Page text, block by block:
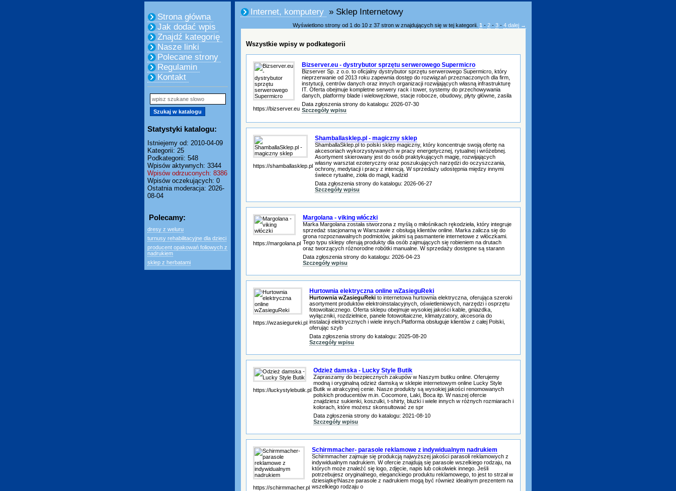
Strona główna
Jak dodać wpis
Znajdź kategorię
Nasze linki
Polecane strony
Regulamin
Kontakt
Statystyki katalogu:
Istniejemy od: 2010-04-09
Kategorii: 25
Podkategorii: 548
Wpisów aktywnych: 3344
Wpisów odrzuconych: 8386
Wpisów oczekujących: 0
Ostatnia moderacja: 2026-
08-04
Polecamy:
dresy z weluru
turnusy rehabilitacyjne dla dzieci
producent opakowań foliowych z
nadrukiem
sklep z herbatami
Internet, komputery » Sklep Internetowy
Wyświetlono strony od 1 do 10 z 37 stron w znajdujących się w tej kategorii. 1 - 2 - 3 - 4 dalej →
Wszystkie wpisy w podkategorii
https://bizserver.eu
Bizserver.eu - dystrybutor sprzętu serwerowego Supermicro
Bizserver Sp. z o.o. to oficjalny dystrybutor sprzętu serwerowego Supermicro, który
nieprzerwanie od 2013 roku zapewnia dostęp do rozwiązań przeznaczonych dla firm,
instytucji, centrów danych oraz innych organizacji rozwijających własną infrastrukturę
IT. Oferta obejmuje kompletne serwery rack i tower, systemy do przechowywania
danych, platformy blade i wielowęzłowe, stacje robocze, obudowy, płyty główne, zasila
Data zgłoszenia strony do katalogu: 2026-07-30
Szczegóły wpisu
https://shamballasklep.pl
Shamballasklep.pl - magiczny sklep
ShamballaSklep.pl to polski sklep magiczny, który koncentruje swoją ofertę na
akcesoriach wykorzystywanych w pracy energetycznej, rytualnej i wróżebnej.
Asortyment skierowany jest do osób praktykujących magię, rozwijających
własny warsztat ezoteryczny oraz poszukujących narzędzi do oczyszczania,
ochrony, medytacji i pracy z intencją. W sprzedaży udostępnia między innymi
świece rytualne, zioła do magii, kadzid
Data zgłoszenia strony do katalogu: 2026-06-27
Szczegóły wpisu
https://margolana.pl
Margolana - viking włóczki
Marka Margolana została stworzona z myślą o miłośnikach rękodzieła, który integruje
sprzedaż stacjonarną w Warszawie z obsługą klientów online. Marka zalicza się do
grona rozpoznawalnych podmiotów, jakimi są pasmanterie internetowe z włóczkami.
Tego typu sklepy oferują produkty dla osób zajmujących się robieniem na drutach
oraz tworzących różnorodne robótki manualne. W sprzedaży dostępne są starann
Data zgłoszenia strony do katalogu: 2026-04-23
Szczegóły wpisu
https://wzasiegureki.pl
Hurtownia elektryczna online wZasieguReki
Hurtownia wZasieguReki to internetowa hurtownia elektryczna, oferująca szeroki
asortyment produktów elektroinstalacyjnych, oświetleniowych, narzędzi i osprzętu
fotowoltaicznego. Oferta sklepu obejmuje wysokiej jakości kable, gniazdka,
wyłączniki, rozdzielnice, panele fotowoltaiczne, klimatyzatory, akcesoria do
instalacji elektrycznych i wiele innych.Platforma obsługuje klientów z całej Polski,
oferując szyb
Data zgłoszenia strony do katalogu: 2025-08-20
Szczegóły wpisu
https://luckystylebutik.pl
Odzież damska - Lucky Style Butik
Zapraszamy do bezpiecznych zakupów w Naszym butiku online. Oferujemy
modną i oryginalną odzież damską w sklepie internetowym online Lucky Style
Butik w atrakcyjnej cenie. Nasze produkty są wysokiej jakości renomowanych
polskich producentów m.in. Cocomore, Laki, Boca itp. W naszej ofercie
znajdziesz sukienki, koszulki, t-shirty, bluzki i wiele innych w różnych rozmiarach i
kolorach, które możesz skonsultować ze spr
Data zgłoszenia strony do katalogu: 2021-08-10
Szczegóły wpisu
https://schirmmacher.pl
Schirmmacher- parasole reklamowe z indywidualnym nadrukiem
Schirmmacher zajmuje się produkcją najwyższej jakości parasoli reklamowych z
indywidualnym nadrukiem. W ofercie znajdują się parasole wszelkiego rodzaju, na
których może znaleźć się logo, zdjęcie, napis lub cokolwiek innego. Jeśli
potrzebujesz oryginalnego, eleganckiego produktu reklamowego, to jest to strzał w
dziesiątkę!Nasze parasole z nadrukiem mogą być również idealnym prezentem na
wszelkiego rodzaju o